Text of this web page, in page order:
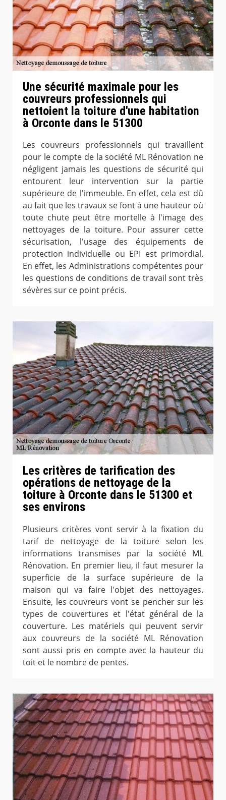
Une sécurité maximale pour les
couvreurs professionnels qui
nettoient la toiture d'une habitation
à Orconte dans le 51300
Les couvreurs professionnels qui travaillent
pour le compte de la société ML Rénovation ne
négligent jamais les questions de sécurité qui
entourent leur intervention sur la partie
supérieure de l'immeuble. En effet, cela est dû
au fait que les travaux se font à une hauteur où
toute chute peut être mortelle à l'image des
nettoyages de la toiture. Pour assurer cette
sécurisation, l'usage des équipements de
protection individuelle ou EPI est primordial.
En effet, les Administrations compétentes pour
les questions de conditions de travail sont très
sévères sur ce point précis.
Les critères de tarification des
opérations de nettoyage de la
toiture à Orconte dans le 51300 et
ses environs
Plusieurs critères vont servir à la fixation du
tarif de nettoyage de la toiture selon les
informations transmises par la société ML
Rénovation. En premier lieu, il faut mesurer la
superficie de la surface supérieure de la
maison qui va faire l'objet des nettoyages.
Ensuite, les couvreurs vont se pencher sur les
types de couvertures et l'état général de la
couverture. Les matériels qui peuvent servir
aux couvreurs de la société ML Rénovation
sont aussi pris en compte avec la hauteur du
toit et le nombre de pentes.